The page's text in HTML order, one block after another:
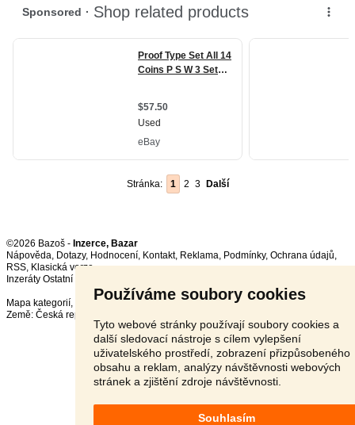
Používáme soubory cookies
Tyto webové stránky používají soubory cookies a
další sledovací nástroje s cílem vylepšení
uživatelského prostředí, zobrazení přizpůsobeného
obsahu a reklam, analýzy návštěvnosti webových
stránek a zjištění zdroje návštěvnosti.
Souhlasím
Stránka: 1 2 3 Další
©2026 Bazoš - Inzerce, Bazar
Nápověda, Dotazy, Hodnocení, Kontakt, Reklama, Podmínky, Ochrana údajů,
RSS,
Inzeráty Ostatní celkem:
Mapa kategorií,
Nejvyhledávanější výrazy
Země: Česká republika